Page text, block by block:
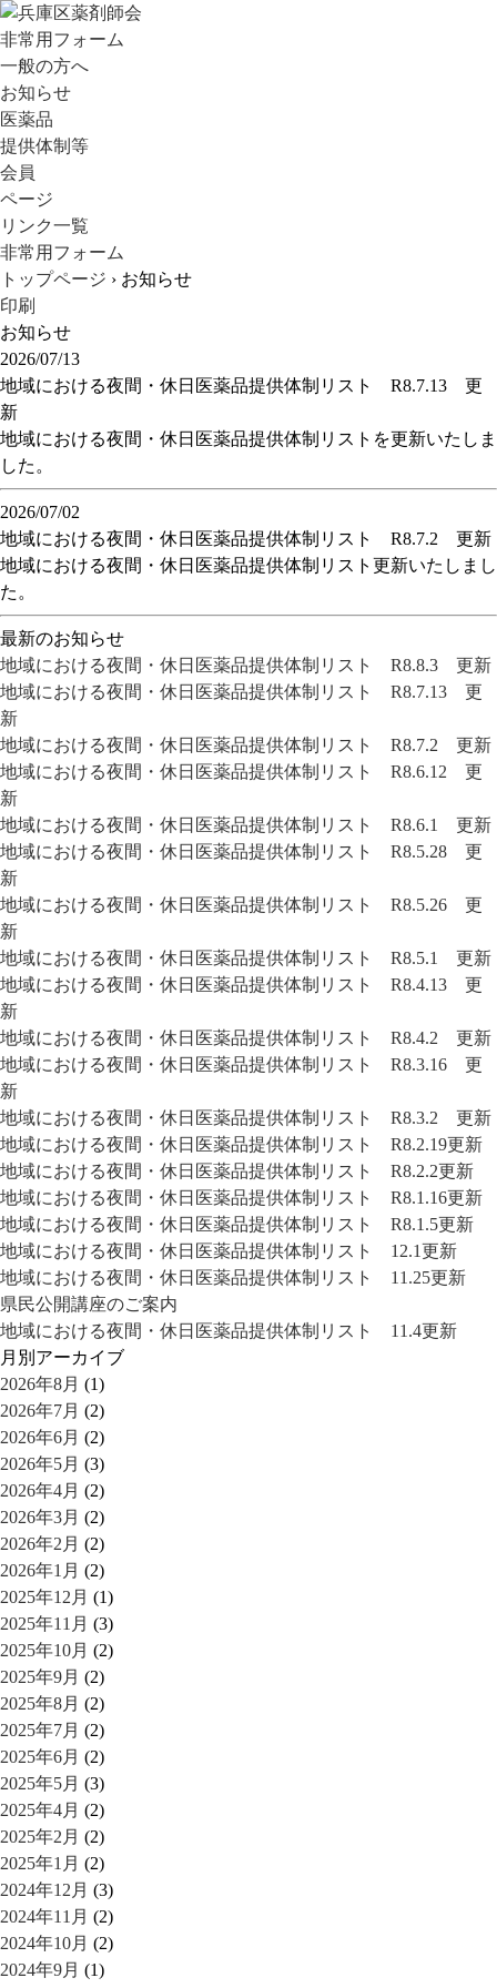
非常用フォーム
一般の方へ
お知らせ
医薬品
提供体制等
会員
ページ
リンク一覧
非常用フォーム
トップページ › お知らせ
印刷
お知らせ
2026/07/13
地域における夜間・休日医薬品提供体制リスト R8.7.13 更
新
地域における夜間・休日医薬品提供体制リストを更新いたしま
した。
2026/07/02
地域における夜間・休日医薬品提供体制リスト R8.7.2 更新
地域における夜間・休日医薬品提供体制リスト更新いたしまし
た。
最新のお知らせ
地域における夜間・休日医薬品提供体制リスト R8.8.3 更新
地域における夜間・休日医薬品提供体制リスト R8.7.13 更
新
地域における夜間・休日医薬品提供体制リスト R8.7.2 更新
地域における夜間・休日医薬品提供体制リスト R8.6.12 更
新
地域における夜間・休日医薬品提供体制リスト R8.6.1 更新
地域における夜間・休日医薬品提供体制リスト R8.5.28 更
新
地域における夜間・休日医薬品提供体制リスト R8.5.26 更
新
地域における夜間・休日医薬品提供体制リスト R8.5.1 更新
地域における夜間・休日医薬品提供体制リスト R8.4.13 更
新
地域における夜間・休日医薬品提供体制リスト R8.4.2 更新
地域における夜間・休日医薬品提供体制リスト R8.3.16 更
新
地域における夜間・休日医薬品提供体制リスト R8.3.2 更新
地域における夜間・休日医薬品提供体制リスト R8.2.19更新
地域における夜間・休日医薬品提供体制リスト R8.2.2更新
地域における夜間・休日医薬品提供体制リスト R8.1.16更新
地域における夜間・休日医薬品提供体制リスト R8.1.5更新
地域における夜間・休日医薬品提供体制リスト 12.1更新
地域における夜間・休日医薬品提供体制リスト 11.25更新
県民公開講座のご案内
地域における夜間・休日医薬品提供体制リスト 11.4更新
月別アーカイブ
2026年8月 (1)
2026年7月 (2)
2026年6月 (2)
2026年5月 (3)
2026年4月 (2)
2026年3月 (2)
2026年2月 (2)
2026年1月 (2)
2025年12月 (1)
2025年11月 (3)
2025年10月 (2)
2025年9月 (2)
2025年8月 (2)
2025年7月 (2)
2025年6月 (2)
2025年5月 (3)
2025年4月 (2)
2025年2月 (2)
2025年1月 (2)
2024年12月 (3)
2024年11月 (2)
2024年10月 (2)
2024年9月 (1)